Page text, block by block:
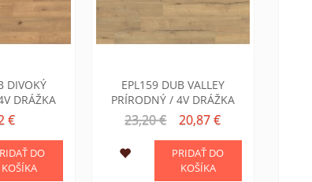
DIVOKÝ
DRÁŽKA
€
DO
KOŠÍKA
EPL159 DUB VALLEY
PRÍRODNÝ / 4V DRÁŽKA
23,20 € 20,87 €
PRIDAŤ DO
KOŠÍKA